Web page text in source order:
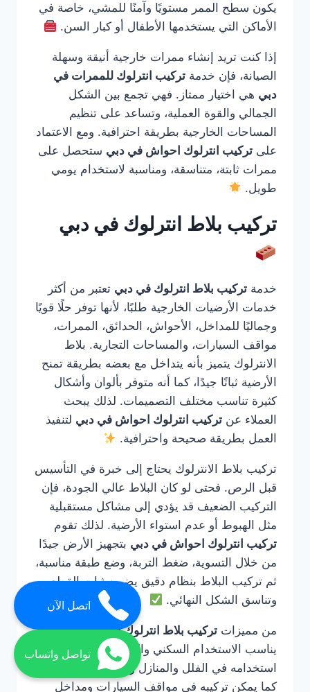
يكون سطح الممر مستويًا وآمنًا للمشي، خاصة في
الأماكن التي يستخدمها الأطفال أو كبار السن.
إذا كنت تريد إنشاء ممرات خارجية أنيقة وسهلة
الصيانة، فإن خدمة تركيب انترلوك للممرات في
دبي هي اختيار ممتاز. فهي تجمع بين الشكل
الجمالي والقوة العملية، وتساعد على تنظيم
المساحات الخارجية بطريقة احترافية. ومع الاعتماد
على تركيب انترلوك احواش في دبي ستحصل على
ممرات ثابتة، متناسقة، ومناسبة لاستخدام يومي
طويل.
تركيب بلاط انترلوك في دبي
خدمة تركيب بلاط انترلوك في دبي تعتبر من أكثر
خدمات الأرضيات الخارجية طلبًا، لأنها توفر حلًا قويًا
وجماليًا للمداخل، الأحواش، الحدائق، الممرات،
مواقف السيارات، والمساحات التجارية. بلاط
الانترلوك يتميز بأنه يتداخل مع بعضه بطريقة تمنح
الأرضية ثباتًا جيدًا، كما أنه متوفر بألوان وأشكال
كثيرة تناسب مختلف التصميمات. لذلك يبحث
العملاء عن تركيب انترلوك احواش في دبي لتنفيذ
العمل بطريقة صحيحة واحترافية.
تركيب بلاط الانترلوك يحتاج إلى خبرة في التأسيس
قبل الرص. فحتى لو كان البلاط عالي الجودة، فإن
التركيب الضعيف قد يؤدي إلى مشاكل مستقبلية
مثل الهبوط أو عدم استواء الأرضية. لذلك تقوم
تركيب انترلوك احواش في دبي بتجهيز الأرض جيدًا
من خلال التسوية، ضغط التربة، وضع طبقة مناسبة،
ثم تركيب البلاط بنظام دقيق يضمن ثبات القطع
وتناسق الشكل النهائي.
من مميزات تركيب بلاط انترلوك في دبيأنه
يناسب الاستخدام السكني والتجاري. يمكن
استخدامه في الفلل والمنازل والحدائق والممرات،
كما يمكن تركيبه في مواقف السيارات ومداخل
اتصل الآن
تواصل واتساب